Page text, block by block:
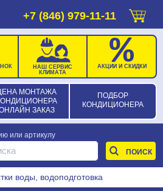
+7 (846) 979-11-11
МОНТАЖА
ЗАКАЗ
ПОДБОР
КОНДИЦИОНЕРА
НАШ СЕРВИС
КЛИМАТА
АКЦИИ И СКИДКИ
или артикулу
воды, водоподготовка